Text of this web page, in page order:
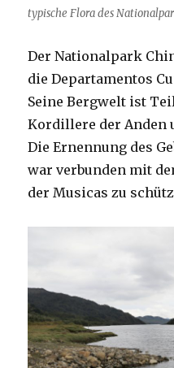
typische Flora des
Der Nationalpark
die Departamentos
Seine Bergwelt ist
Kordillere der Anden
Die Ernennung des
war verbunden mit
der Musicas zu